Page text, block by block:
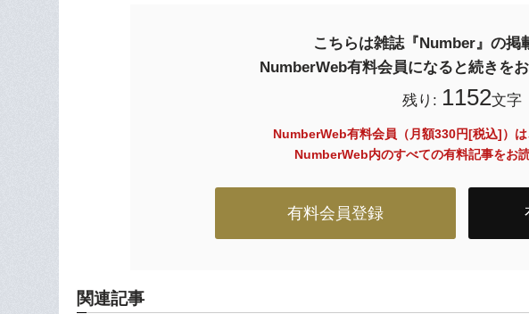
こちらは雑誌『Number』の掲
NumberWeb有料会員になると続きをお
残り: 1152文字
NumberWeb有料会員（月額330円[税込]）は
NumberWeb内のすべての有料記事をお読
有料会員登録
関連記事